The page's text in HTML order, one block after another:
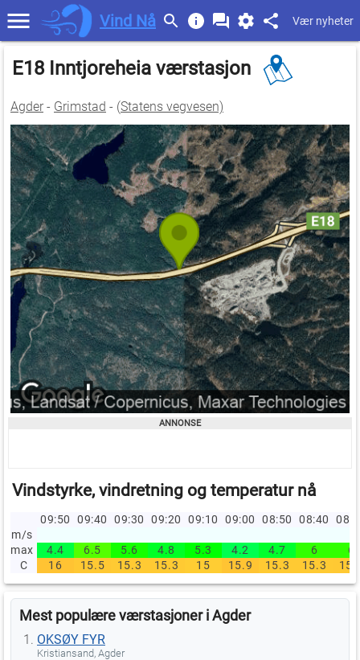
Vind Nå Vær nyheter
E18 Inntjoreheia værstasjon
Agder - Grimstad - (Statens vegvesen)
Vindstyrke, vindretning og temperatur nå
09:50 09:40 09:30 09:20 09:10 09:00 08:50 08:40
m/s
max
4.4 6.5 5.6 4.8 5.3 4.2 4.7 6
6
C
16 15.5 15.3 15.3 15 15.9 15.3 15.3
Mest populære værstasjoner i Agder
OKSØY FYR
Kristiansand, Agder